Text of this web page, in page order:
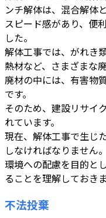
ンチ解体は、混合解体
スピード感があり、便
した。
解体工事では、がれき
熱材など、さまざまな
廃材の中には、有害物
です。
そのため、建設リサイ
れています。
現在、解体工事で生じ
しなければなりません。
環境への配慮を目的と
ることを理解しておき
不法投棄